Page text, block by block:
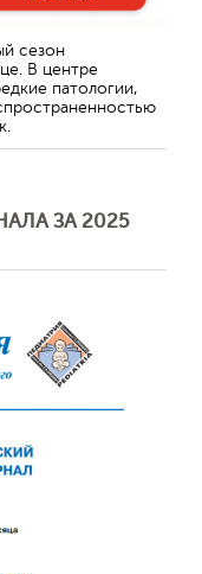
сезон
В центре
патологии,
ЗА 2025